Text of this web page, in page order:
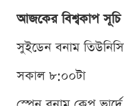
আজকের বিশ্বকাপ সূচি
সুইডেন বনাম
সকাল ৮:০০টা